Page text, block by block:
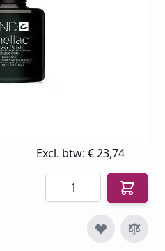
CND-SHEL-BLK-PO
€ 30,24
Excl. btw: € 23,74
Aantal